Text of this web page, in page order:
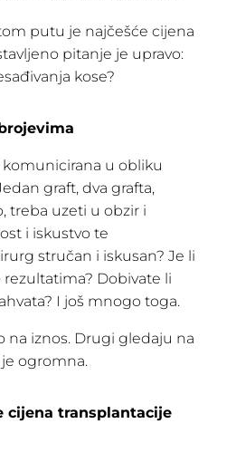
putu je najčešće cijena
pitanje je upravo:
kose?
komunicirana u obliku
graft, dva grafta,
treba uzeti u obzir i
i iskustvo te
stručan i iskusan? Je li
Dobivate li
I još mnogo toga.
na iznos. Drugi gledaju na
ogromna.
cijena transplantacije